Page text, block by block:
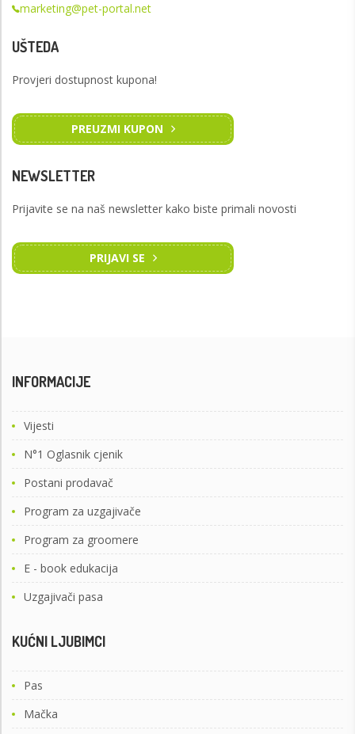
marketing@pet-portal.net
UŠTEDA
Provjeri dostupnost kupona!
PREUZMI KUPON
NEWSLETTER
Prijavite se na naš newsletter kako biste primali novosti
PRIJAVI SE
INFORMACIJE
Vijesti
N°1 Oglasnik cjenik
Postani prodavač
Program za uzgajivače
Program za groomere
E - book edukacija
Uzgajivači pasa
KUĆNI LJUBIMCI
Pas
Mačka